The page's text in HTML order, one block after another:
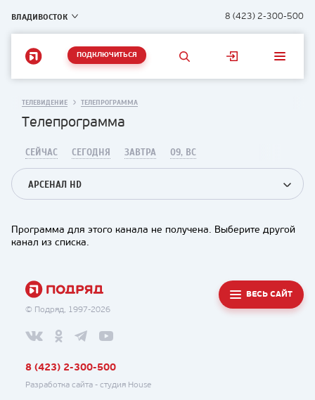
ВЛАДИВОСТОК 8 (423) 2-300-500
ПОДКЛЮЧИТЬСЯ
ТЕЛЕВИДЕНИЕ ТЕЛЕПРОГРАММА
Телепрограмма
СЕЙЧАС СЕГОДНЯ ЗАВТРА 09, ВС
АРСЕНАЛ HD
Программа для этого канала не получена. Выберите другой
канал из списка.
© Подряд, 1997-2026
ВЕСЬ САЙТ
8 (423) 2-300-500
Разработка сайта - студия House